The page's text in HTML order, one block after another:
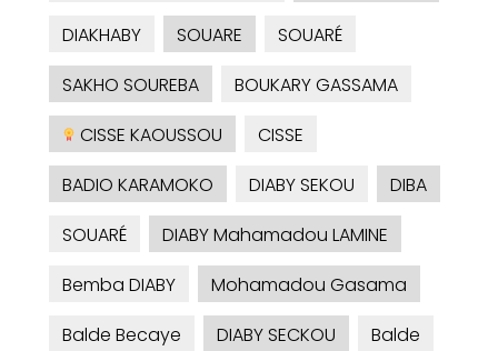
DIAKHABY
SOUARE
SOUARÉ
SAKHO SOUREBA
BOUKARY GASSAMA
CISSE KAOUSSOU
CISSE
BADIO KARAMOKO
DIABY SEKOU
DIBA
SOUARÉ
DIABY Mahamadou LAMINE
Bemba DIABY
Mohamadou Gasama
Balde Becaye
DIABY SECKOU
Balde